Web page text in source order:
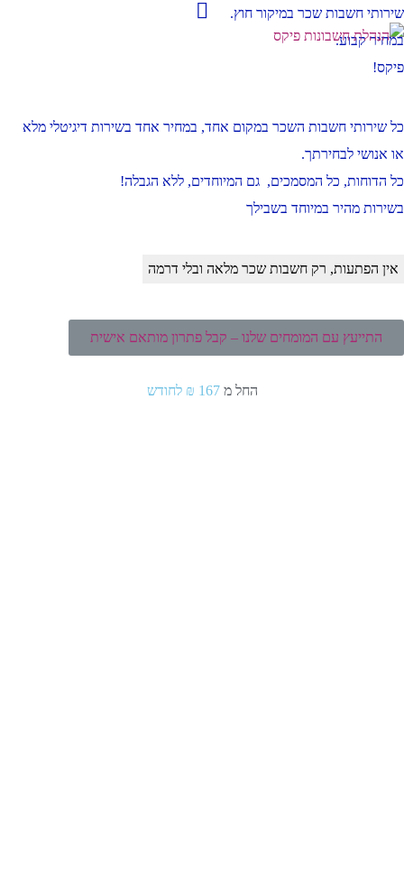
שירותי חשבות שכר במיקור חוץ.
במחיר קבוע.
פיקס!
כל שירותי חשבות השכר במקום אחד, במחיר אחד בשירות דיגיטלי מלא
או אנושי לבחירתך.
כל הדוחות, כל המסמכים, גם המיוחדים, ללא הגבלה!
בשירות מהיר במיוחד בשבילך
אין הפתעות, רק חשבות שכר מלאה ובלי דרמה
התייעץ עם המומחים שלנו – קבל פתרון מותאם אישית
החל מ 167 ₪ לחודש